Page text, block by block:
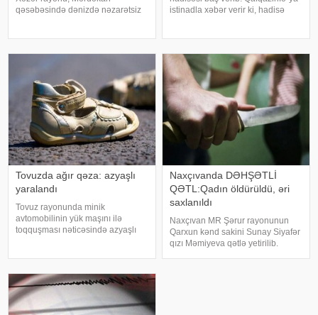
qəsəbəsində dənizdə nəzarətsiz
Nazirliyinin Xüsusi Riskli
istinadla xəbər verir ki, hadisə
maşın idarəetmədə
Tovuzda ağır qəza: azyaşlı
yaralandı
Tovuz rayonunda minik
avtomobilinin yük maşını ilə
toqquşması nəticəsində azyaşlı
VAZ-2107 markalı minik
avtomobili ZİL markal
Naxçıvanda DƏHŞƏTLİ
QƏTL:Qadın öldürüldü, əri
saxlanıldı
Naxçıvan MR Şərur rayonunun
Qarxun kənd sakini Sunay Siyafər
qızı Məmiyeva qətlə yetirilib.